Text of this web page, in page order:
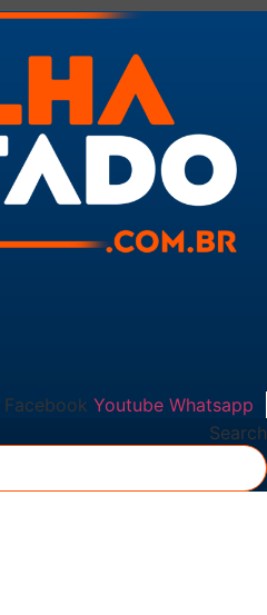
Facebook Youtube Whatsapp
Search